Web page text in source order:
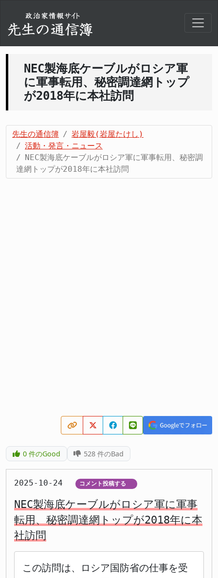
NEC製海底ケーブルがロシア軍
に軍事転用、秘密調達網トップ
が2018年に本社訪問
先生の通信簿
岩屋毅(岩屋たけし)
活動・発言・ニュース
NEC製海底ケーブルがロシア軍に軍事転用、秘密調
達網トップが2018年に本社訪問
0件のGood 528 件のBad
2025-10-24 コメント投稿する
NEC製海底ケーブルがロシア軍に軍事
転用、秘密調達網トップが2018年に本
社訪問
この訪問は、ロシア国防省の仕事を受